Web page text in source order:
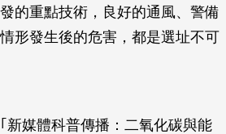
的重點技術，良好的通風、警備
形發生後的危害，都是選址不可
新媒體科普傳播：二氧化碳與能